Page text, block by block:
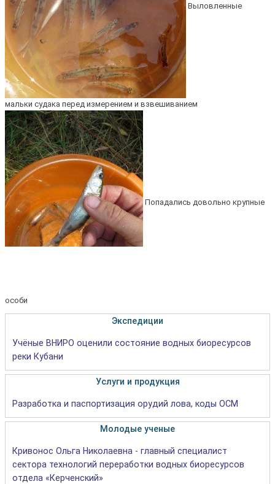
Выловленные
мальки судака перед измерением и взвешиванием
Попадались довольно крупные
особи
Экспедиции
Учёные ВНИРО оценили состояние водных биоресурсов
реки Кубани
Услуги и продукция
Разработка и паспортизация орудий лова, коды ОСМ
Молодые ученые
Кривонос Ольга Николаевна - главный специалист
сектора технологий переработки водных биоресурсов
отдела «Керченский»